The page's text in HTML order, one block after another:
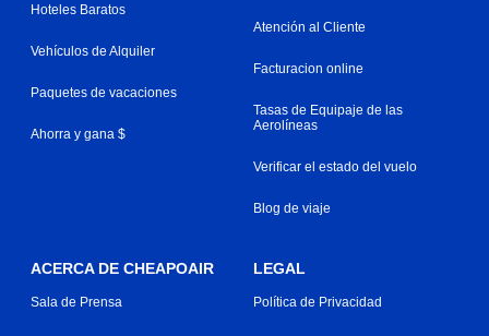
Hoteles Baratos
Vehículos de Alquiler
Paquetes de vacaciones
Ahorra y gana $
Atención al Cliente
Facturacion online
Tasas de Equipaje de las
Aerolíneas
Verificar el estado del vuelo
Blog de viaje
ACERCA DE CHEAPOAIR
Sala de Prensa
LEGAL
Política de Privacidad